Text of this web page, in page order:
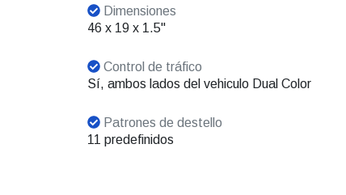
Dimensiones
46 x 19 x 1.5"
Control de tráfico
Sí, ambos lados del vehiculo Dual Color
Patrones de destello
11 predefinidos